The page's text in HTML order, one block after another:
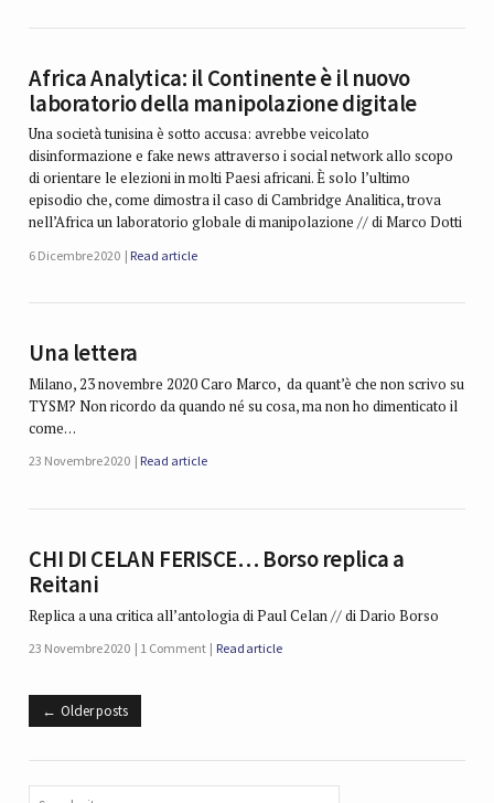
Africa Analytica: il Continente è il nuovo
laboratorio della manipolazione digitale
Una società tunisina è sotto accusa: avrebbe veicolato
disinformazione e fake news attraverso i social network allo scopo
di orientare le elezioni in molti Paesi africani. È solo l’ultimo
episodio che, come dimostra il caso di Cambridge Analitica, trova
nell’Africa un laboratorio globale di manipolazione // di Marco Dotti
6 Dicembre 2020 Read article
Una lettera
Milano, 23 novembre 2020 Caro Marco, da quant’è che non scrivo su
TYSM? Non ricordo da quando né su cosa, ma non ho dimenticato il
come…
23 Novembre 2020 Read article
CHI DI CELAN FERISCE… Borso replica a
Reitani
Replica a una critica all’antologia di Paul Celan // di Dario Borso
23 Novembre 2020 1 Comment Read article
Older posts